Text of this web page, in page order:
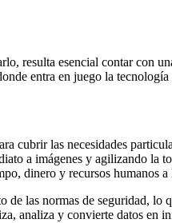
resulta esencial contar con
entra en juego la tecnología
cubrir las necesidades
a imágenes y agilizando la
dinero y recursos humanos a
las normas de seguridad,
analiza y convierte datos en